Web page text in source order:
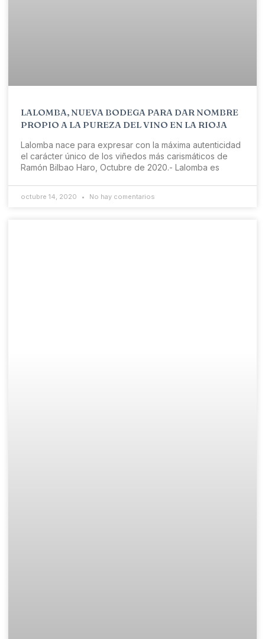
LALOMBA, NUEVA BODEGA PARA DAR NOMBRE
PROPIO A LA PUREZA DEL VINO EN LA RIOJA
Lalomba nace para expresar con la máxima autenticidad
el carácter único de los viñedos más carismáticos de
Ramón Bilbao Haro, Octubre de 2020.- Lalomba es
octubre 14, 2020 No hay comentarios